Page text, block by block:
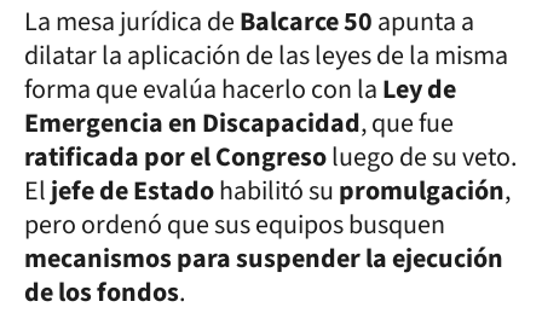
La mesa jurídica deBalcarce 50apunta a
dilatar la aplicación de las leyes de la misma
forma que evalúa hacerlo con laLey de
Emergencia en Discapacidad, que fue
ratificada por el Congresoluego de su veto.
Eljefe de Estadohabilitó supromulgación,
pero ordenó que sus equipos busquen
mecanismos para suspender la ejecución
de los fondos.